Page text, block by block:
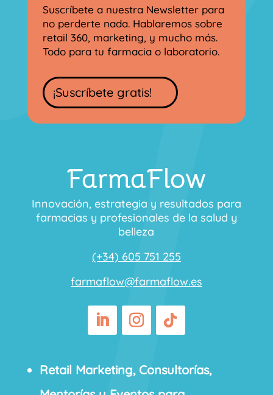
Suscríbete a nuestra Newsletter para
no perderte nada. Hablaremos sobre
retail 360, marketing, y mucho más.
Todo para tu farmacia o laboratorio.
¡Suscríbete gratis!
FarmaFlow
Innovación, estrategia y resultados para
farmacias y profesionales de la salud y
belleza
(+34) 605 751 255
farmaflow@farmaflow.es
Retail Marketing, Consultorías,